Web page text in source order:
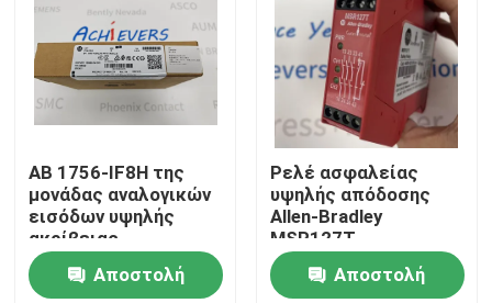
Προϊόντα
Σχετικά με εμάς
AB 1756-IF8H της
μονάδας αναλογικών
εισόδων υψηλής
ακρίβειας
Αποστολή
Ρελέ ασφαλείας
υψηλής απόδοσης
Allen-Bradley
MSR127T
Αποστολή